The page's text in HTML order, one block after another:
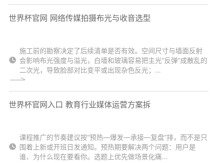
世界杯官网 网络传媒拍摄布光与收音选型
施工前的勘察决定了后续清单是否有效。空间尺寸与墙面反射
会影响布光强度与溢光，白墙和玻璃容易把主光“反弹”成散乱的
二次光，导致脸部对比变平或出现杂色反光；...
世界杯官网入口 教育行业媒体运营方案拆
课程推广的节奏建议按“预热—爆发—承接—复盘”排，而不是只
围着上新或开班日发通知。预热期要解决两个问题：用户是
谁、为什么现在要看你。选题上优先做场景化痛...